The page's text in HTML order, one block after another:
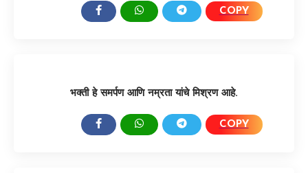
COPY
भक्ती हे समर्पण आणि नम्रता यांचे मिश्रण आहे.
COPY